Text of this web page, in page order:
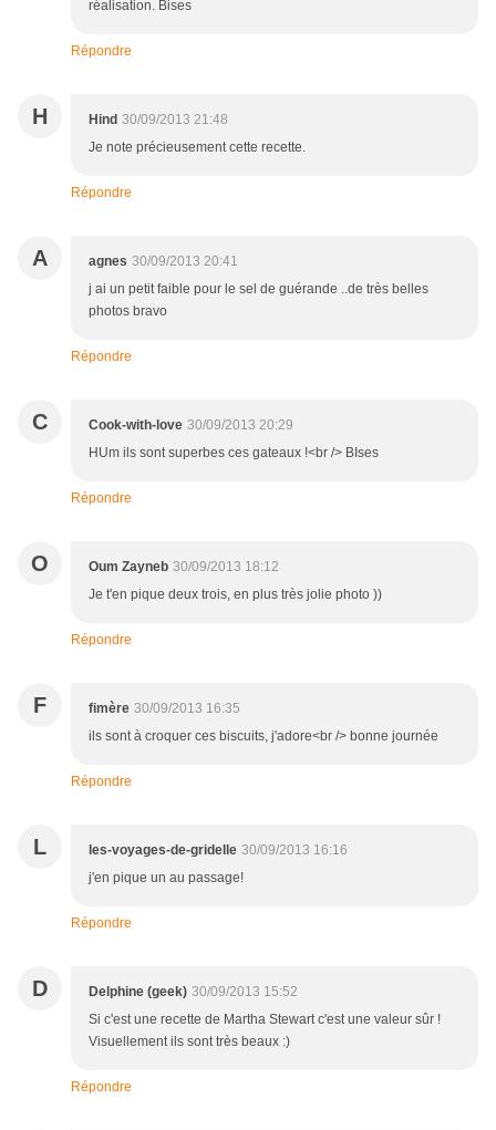
réalisation. Bises
Répondre
H Hind 30/09/2013 21:48
Je note précieusement cette recette.
Répondre
A agnes 30/09/2013 20:41
j ai un petit faible pour le sel de guérande ..de très belles
photos bravo
Répondre
C Cook-with-love 30/09/2013 20:29
HUm ils sont superbes ces gateaux !<br /> BIses
Répondre
O Oum Zayneb 30/09/2013 18:12
Je t'en pique deux trois, en plus très jolie photo ))
Répondre
F fimère 30/09/2013 16:35
ils sont à croquer ces biscuits, j'adore<br /> bonne journée
Répondre
L les-voyages-de-gridelle 30/09/2013 16:16
j'en pique un au passage!
Répondre
D Delphine (geek) 30/09/2013 15:52
Si c'est une recette de Martha Stewart c'est une valeur sûr !
Visuellement ils sont très beaux :)
Répondre